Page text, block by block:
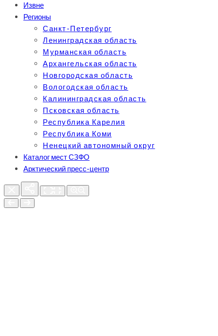
Извне
Регионы
Санкт-Петербург
Ленинградская область
Мурманская область
Архангельская область
Новгородская область
Вологодская область
Калининградская область
Псковская область
Республика Карелия
Республика Коми
Ненецкий автономный округ
Каталог мест СЗФО
Арктический пресс-центр